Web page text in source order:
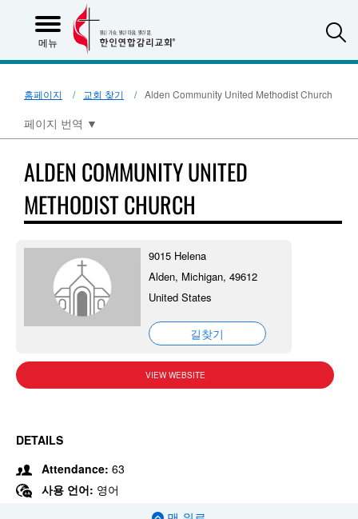
메뉴
홈페이지 교회 찾기 Alden Community United Methodist Church
페이지 번역 ▼
ALDEN COMMUNITY UNITED
METHODIST CHURCH
9015 Helena
Alden, Michigan, 49612
United States
길찾기
VIEW WEBSITE
DETAILS
Attendance: 63
사용 언어: 영어